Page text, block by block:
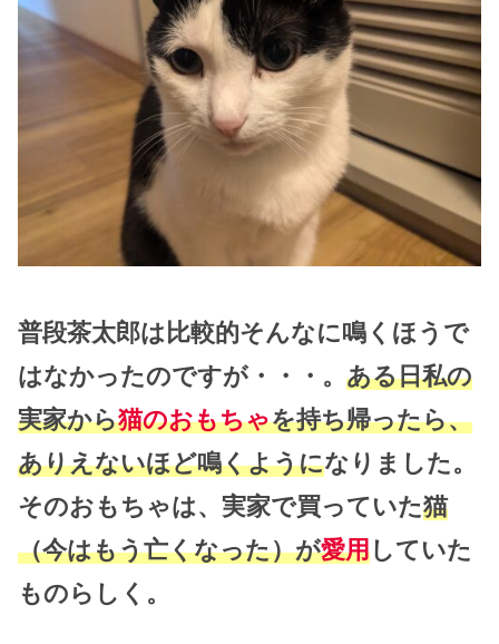
普段茶太郎は比較的そんなに鳴くほうで
はなかったのですが・・・。 ある日私の
実家から猫のおもちゃを持ち帰ったら、
ありえないほど鳴くようになりました。
そのおもちゃは、実家で買っていた猫
（今はもう亡くなった）が愛用していた
ものらしく。